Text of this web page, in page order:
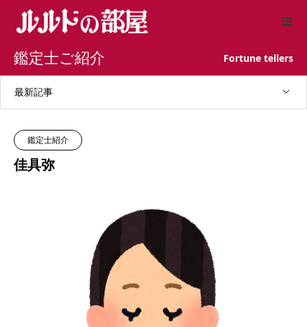
鑑定士ご紹介 Fortune tellers
最新記事
鑑定士紹介
佳具弥